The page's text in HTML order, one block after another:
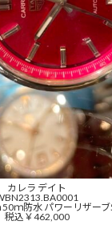
カレラ デイト
ｍ防水 パワーリザー
税込￥462,000